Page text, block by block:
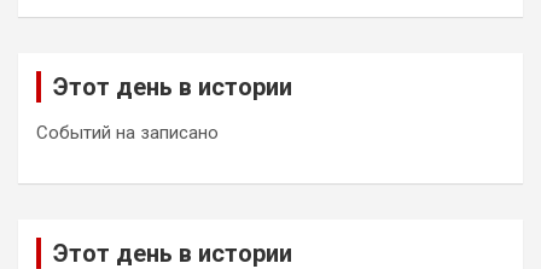
Этот день в истории
Событий на записано
Этот день в истории